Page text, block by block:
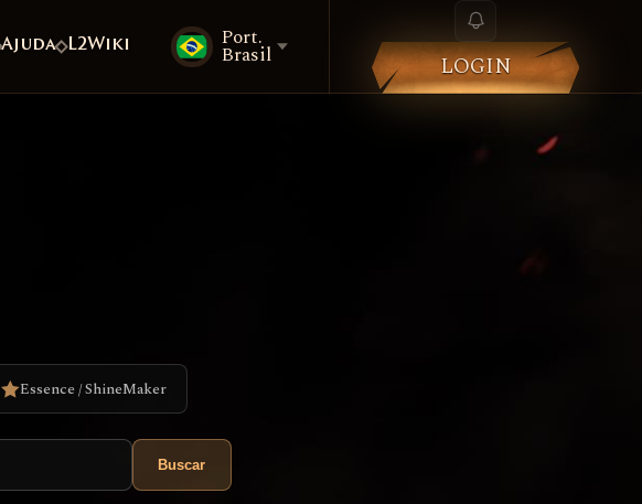
Ajuda L2Wiki Port.
Brasil LOGIN
Essence / ShineMaker
Buscar